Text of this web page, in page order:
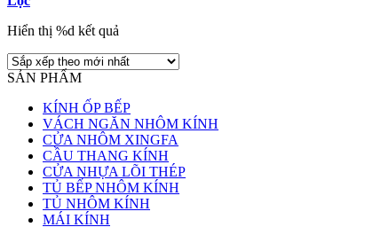
Hiển thị %d kết quả
SẢN PHẨM
KÍNH ỐP BẾP
VÁCH NGĂN NHÔM KÍNH
CỬA NHÔM XINGFA
CẦU THANG KÍNH
CỬA NHỰA LÕI THÉP
TỦ BẾP NHÔM KÍNH
TỦ NHÔM KÍNH
MÁI KÍNH